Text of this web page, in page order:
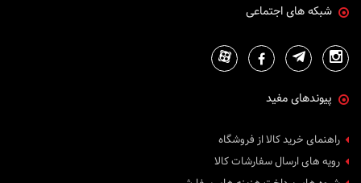
شبکه های اجتماعی
پیوندهای مفید
راهنمای خرید کالا از فروشگاه
رویه های ارسال سفارشات کالا